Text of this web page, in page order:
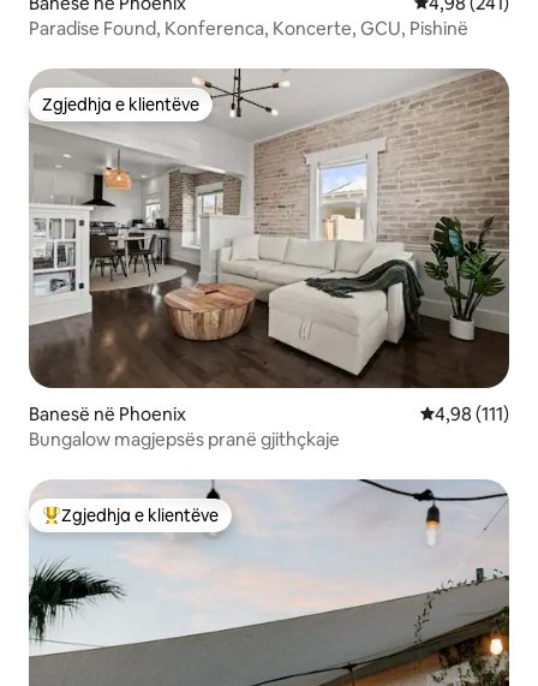
Paradise Found, Konferenca, Koncerte, GCU, Pishinë
Zgjedhja e klientëve
Zgjedhja e klientëve
Banesë në Phoenix Vlerësimi
4,98 (111)
Bungalow magjepsës pranë gjithçkaje
Më të mirat e zgjedhjeve të klientëve
Zgjedhja e klientëve